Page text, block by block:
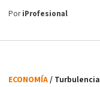
PoriProfesional
ECONOMÍA/